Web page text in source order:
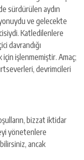
sürdürülen aydın
ve gelecekte
Katledilenlere
davrandığı
işlenmemiştir. Amaç;
devrimcileri
bizzat iktidar
yönetenlere
ancak